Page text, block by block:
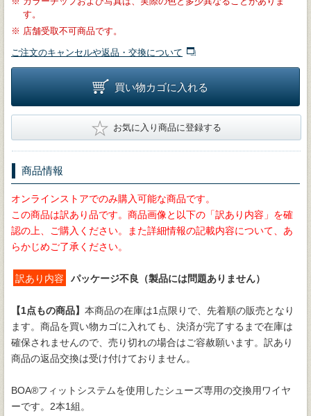
す。
※ 店舗受取不可商品です。
ご注文のキャンセルや返品・交換について
買い物カゴに入れる
★ お気に入り商品に登録する
商品情報
オンラインストアでのみ購入可能な商品です。
この商品は訳あり品です。商品画像と以下の「訳あり内容」を確
認の上、ご購入ください。また詳細情報の記載内容について、あ
らかじめご了承ください。
訳あり内容 パッケージ不良（製品には問題ありません）
【1点もの商品】 本商品の在庫は1点限りで、先着順の販売となり
ます。商品を買い物カゴに入れても、決済が完了するまで在庫は
確保されませんので、売り切れの場合はご容赦願います。訳あり
商品の返品交換は受け付けておりません。
BOA®フィットシステムを使用したシューズ専用の交換用ワイヤ
ーです。2本1組。